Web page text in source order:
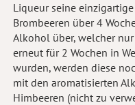
Liqueur seine
Brombeeren über 4
Alkohol über, welcher
erneut für 2 Wochen in
wurden, werden diese
mit den aromatisierten
Himbeeren (nicht zu